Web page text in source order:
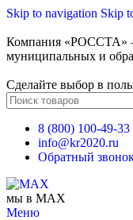
Skip to navigation Skip
Компания «РОССТА»
муниципальных и
Сделайте выбор в
8 (800) 100-49-33
info@kr2020.ru
Обратный
мы в MAX
Меню